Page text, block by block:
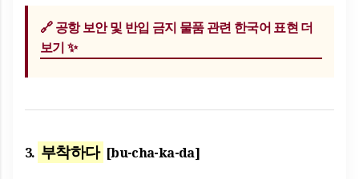
🔗공항 보안 및 반입 금지 물품 관련 한국어 표현 더
보기 ✨
3. 부착하다 [bu-cha-ka-da]